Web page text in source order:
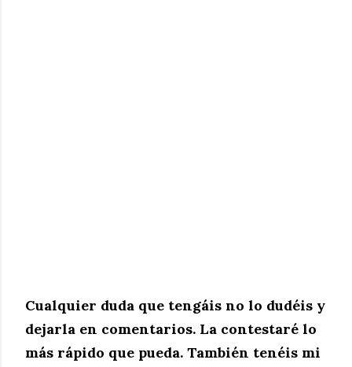
Cualquier duda que tengáis no lo dudéis y
dejarla en comentarios. La contestaré lo
más rápido que pueda. También tenéis mi